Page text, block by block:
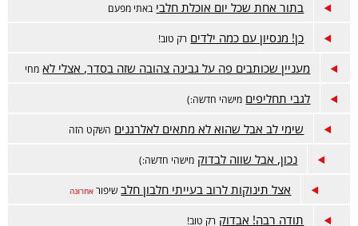
בתור אחת שכל יום אוכלת חלבי באתי מפעם
כן! מנסיון עם כמה ילדים רק טוב!
מעניין שכותבים פה על גבינה צהובה שזה בסדר, אצלי לא מחי
לגבי תחליפים מישהי חדשה:)
שימי לב אבל שהוא לא מתאים לאלרגנים השקט הזה
נכון, אבל שווה לבדוק מישהי חדשה:)
אצל תינוקות לרוב בעייתי חלבון חלב שיפור אחרונה
תודה רבה! אבדוק רק טוב!